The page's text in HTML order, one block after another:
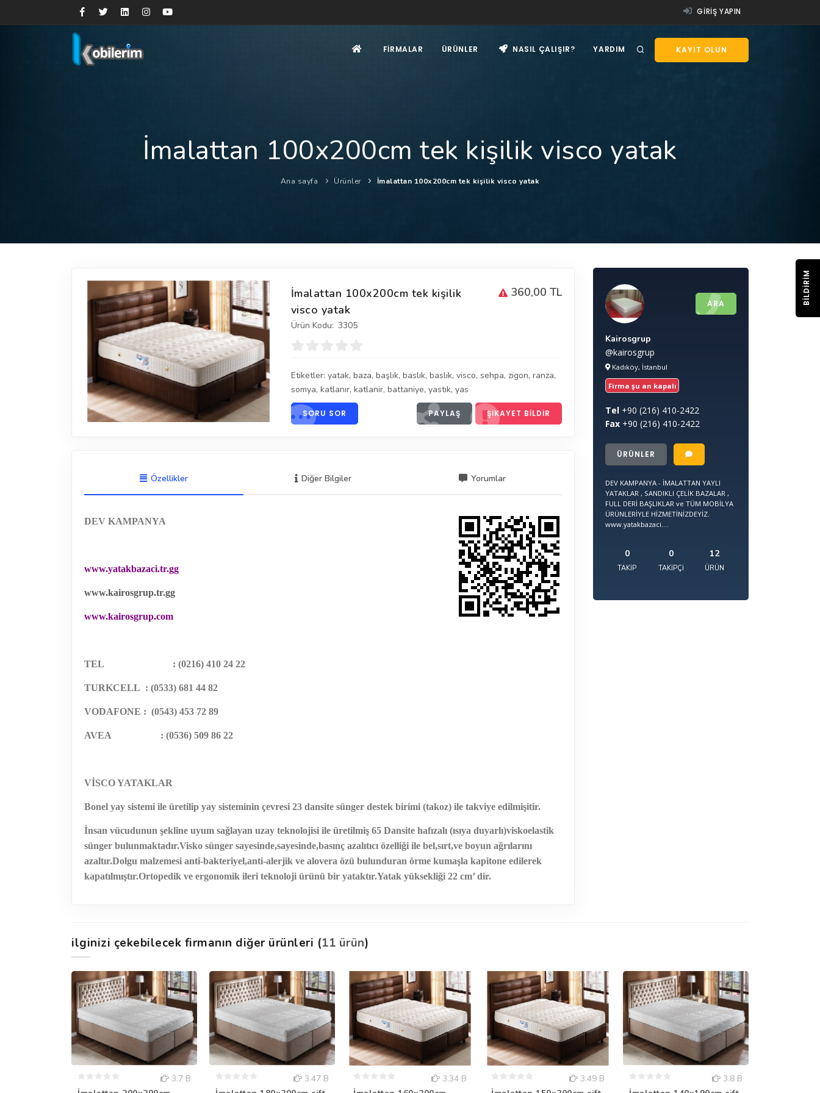
GIRIŞ YAPIN
KAYIT OLUN
FIRMALAR ÜRÜNLER NASIL ÇALIŞIR? YARDIM
İmalattan 100x200cm tek kişilik visco yatak
Ana sayfa Ürünler İmalattan 100x200cm tek kişilik visco yatak
360,00 TL
İmalattan 100x200cm tek kişilik
visco yatak
Ürün Kodu: 3305
Etiketler: yatak, baza, başlık, baslık, baslik, visco, sehpa, zigon, ranza,
somya, katlanır, katlanir, battaniye, yastık, yas
SORU SOR PAYLAŞ ŞIKAYET BILDIR
Özellikler Diğer Bilgiler Yorumlar
DEV KAMPANYA
www.yatakbazaci.tr.gg
www.kairosgrup.tr.gg
www.kairosgrup.com
TEL : (0216) 410 24 22
TURKCELL : (0533) 681 44 82
VODAFONE : (0543) 453 72 89
AVEA : (0536) 509 86 22
VİSCO YATAKLAR
Bonel yay sistemi ile üretilip yay sisteminin çevresi 23 dansite sünger destek birimi (takoz) ile takviye edilmişitir.
İnsan vücudunun şekline uyum sağlayan uzay teknolojisi ile üretilmiş 65 Dansite hafızalı (ısıya duyarlı)viskoelastik
sünger bulunmaktadır.Visko sünger sayesinde,sayesinde,basınç azalıtıcı özelliği ile bel,sırt,ve boyun ağrılarını
azaltır.Dolgu malzemesi anti-bakteriyel,anti-alerjik ve alovera özü bulunduran örme kumaşla kapitone edilerek
kapatılmıştır.Ortopedik ve ergonomik ileri teknoloji ürünü bir yataktır.Yatak yüksekliği 22 cm’ dir.
ARA
Kairosgrup
@kairosgrup
Kadıköy, İstanbul
Firma şu an kapalı
Tel +90 (216) 410-2422
Fax +90 (216) 410-2422
ÜRÜNLER
DEV KAMPANYA - İMALATTAN YAYLI
YATAKLAR , SANDIKLI ÇELİK BAZALAR ,
FULL DERİ BAŞLIKLAR ve TÜM MOBİLYA
ÜRÜNLERİYLE HİZMETİNİZDEYİZ.
www.yatakbazaci....
0
TAKIP
0
TAKIPÇI
12
ÜRÜN
ilginizi çekebilecek firmanın diğer ürünleri (11 ürün)
3.7 B
3.47 B
3.34 B
3.49 B
3.8 B
BILDIRIM